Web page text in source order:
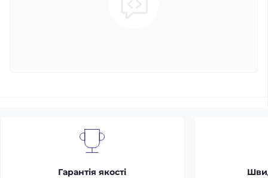
Гарантія якості